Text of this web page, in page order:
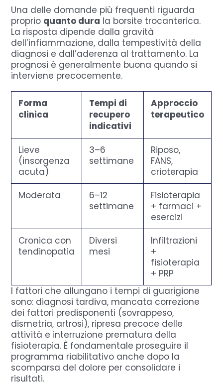
Una delle domande più frequenti riguarda
proprio quanto dura la borsite trocanterica.
La risposta dipende dalla gravità
dell’infiammazione, dalla tempestività della
diagnosi e dall’aderenza al trattamento. La
prognosi è generalmente buona quando si
interviene precocemente.
Forma
clinica
Tempi di
recupero
indicativi
Approccio
terapeutico
Lieve
(insorgenza
acuta)
3–6
settimane
Riposo,
FANS,
crioterapia
Moderata
6–12
settimane
Fisioterapia
+ farmaci +
esercizi
Cronica con
tendinopatia
Diversi
mesi
Infiltrazioni
+
fisioterapia
+ PRP
I fattori che allungano i tempi di guarigione
sono: diagnosi tardiva, mancata correzione
dei fattori predisponenti (sovrappeso,
dismetria, artrosi), ripresa precoce delle
attività e interruzione prematura della
fisioterapia. È fondamentale proseguire il
programma riabilitativo anche dopo la
scomparsa del dolore per consolidare i
risultati.